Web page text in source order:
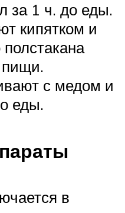
за 1 ч. до еды.
кипятком и
с медом и
еды.
в